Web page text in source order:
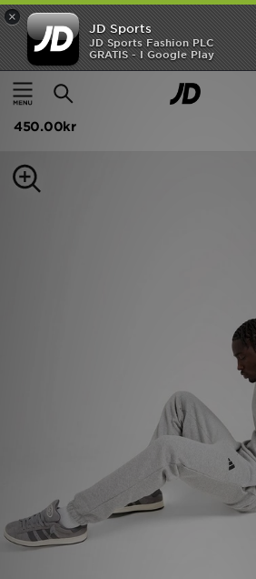
×
JD Sports
JD Sports Fashion PLC
GRATIS - I Google Play
Hem
Herr Herrkläder Träningsbyxor
adidas Träningsbyxor Herr
450.00kr
Hem
REA
Dam
Mina meddelanden